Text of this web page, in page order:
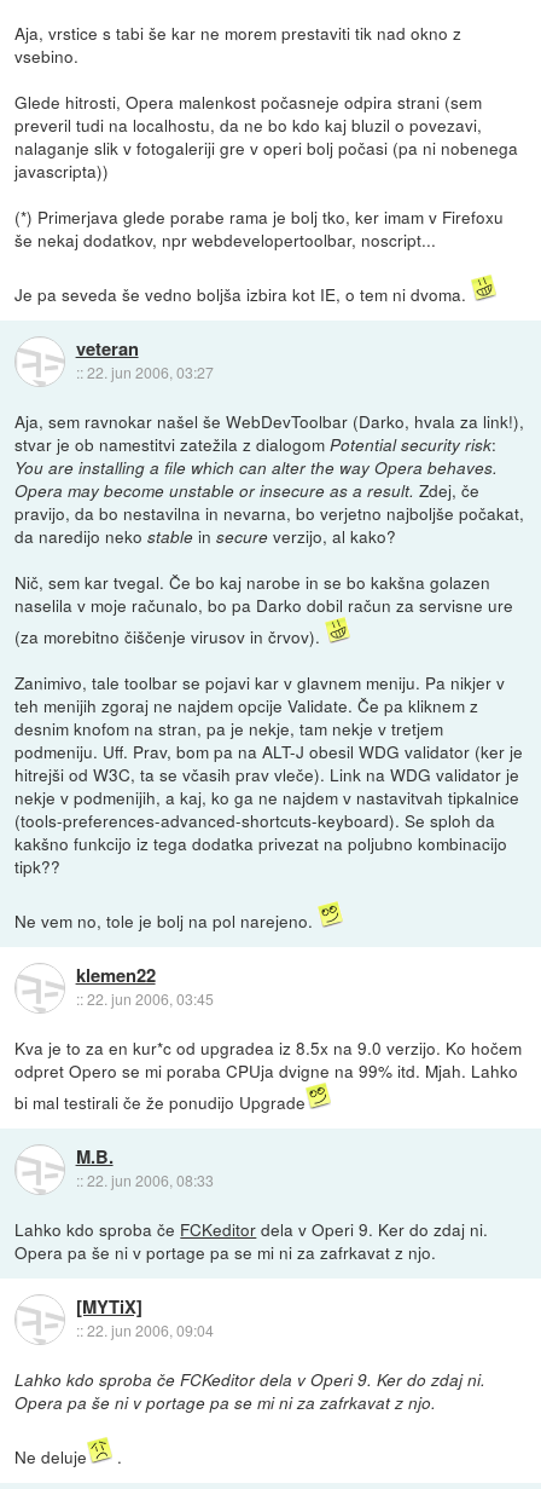
Aja, vrstice s tabi še kar ne morem prestaviti tik nad okno z
vsebino.
Glede hitrosti, Opera malenkost počasneje odpira strani (sem
preveril tudi na localhostu, da ne bo kdo kaj bluzil o povezavi,
nalaganje slik v fotogaleriji gre v operi bolj počasi (pa ni nobenega
javascripta))
(*) Primerjava glede porabe rama je bolj tko, ker imam v Firefoxu
še nekaj dodatkov, npr webdevelopertoolbar, noscript...
Je pa seveda še vedno boljša izbira kot IE, o tem ni dvoma.
veteran
::22. jun 2006, 03:27
Aja, sem ravnokar našel še WebDevToolbar (Darko, hvala za link!),
stvar je ob namestitvi zatežila z dialogomPotential security risk:
You are installing a file which can alter the way Opera behaves.
Opera may become unstable or insecure as a result. Zdej, če
pravijo, da bo nestavilna in nevarna, bo verjetno najboljše počakat,
da naredijo nekostable insecure verzijo, al kako?
Nič, sem kar tvegal. Če bo kaj narobe in se bo kakšna golazen
naselila v moje računalo, bo pa Darko dobil račun za servisne ure
(za morebitno čiščenje virusov in črvov).
Zanimivo, tale toolbar se pojavi kar v glavnem meniju. Pa nikjer v
teh menijih zgoraj ne najdem opcije Validate. Če pa kliknem z
desnim knofom na stran, pa je nekje, tam nekje v tretjem
podmeniju. Uff. Prav, bom pa na ALT-J obesil WDG validator (ker je
hitrejši od W3C, ta se včasih prav vleče). Link na WDG validator je
nekje v podmenijih, a kaj, ko ga ne najdem v nastavitvah tipkalnice
(tools-preferences-advanced-shortcuts-keyboard). Se sploh da
kakšno funkcijo iz tega dodatka privezat na poljubno kombinacijo
tipk??
Ne vem no, tole je bolj na pol narejeno.
klemen22
::22. jun 2006, 03:45
Kva je to za en kur*c od upgradea iz 8.5x na 9.0 verzijo. Ko hočem
odpret Opero se mi poraba CPUja dvigne na 99% itd. Mjah. Lahko
bi mal testirali če že ponudijo Upgrade
M.B.
::22. jun 2006, 08:33
Lahko kdo sproba če FCKeditor dela v Operi 9. Ker do zdaj ni.
Opera pa še ni v portage pa se mi ni za zafrkavat z njo.
[MYTiX]
::22. jun 2006, 09:04
Lahko kdo sproba če FCKeditor dela v Operi 9. Ker do zdaj ni.
Opera pa še ni v portage pa se mi ni za zafrkavat z njo.
Ne deluje .